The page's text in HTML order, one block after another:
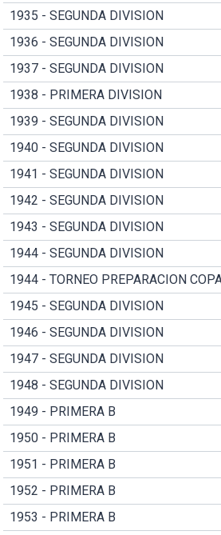
1935 - SEGUNDA DIVISION
1936 - SEGUNDA DIVISION
1937 - SEGUNDA DIVISION
1938 - PRIMERA DIVISION
1939 - SEGUNDA DIVISION
1940 - SEGUNDA DIVISION
1941 - SEGUNDA DIVISION
1942 - SEGUNDA DIVISION
1943 - SEGUNDA DIVISION
1944 - SEGUNDA DIVISION
1944 - TORNEO PREPARACION
1945 - SEGUNDA DIVISION
1946 - SEGUNDA DIVISION
1947 - SEGUNDA DIVISION
1948 - SEGUNDA DIVISION
1949 - PRIMERA B
1950 - PRIMERA B
1951 - PRIMERA B
1952 - PRIMERA B
1953 - PRIMERA B